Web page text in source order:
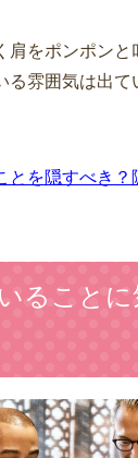
肩をポンポンと
る雰囲気は出
とを隠すべき？
ることに